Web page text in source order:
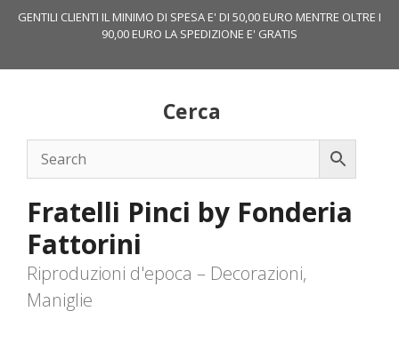
GENTILI CLIENTI IL MINIMO DI SPESA E' DI 50,00 EURO MENTRE OLTRE I
90,00 EURO LA SPEDIZIONE E' GRATIS
Cerca
Fratelli Pinci by Fonderia
Fattorini
Riproduzioni d'epoca – Decorazioni,
Maniglie